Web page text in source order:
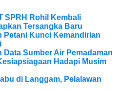
SPRH Rohil Kembali
Tersangka Baru
Petani Kunci Kemandirian
Data Sumber Air Pemadaman
Hadapi Musim
di Langgam, Pelalawan